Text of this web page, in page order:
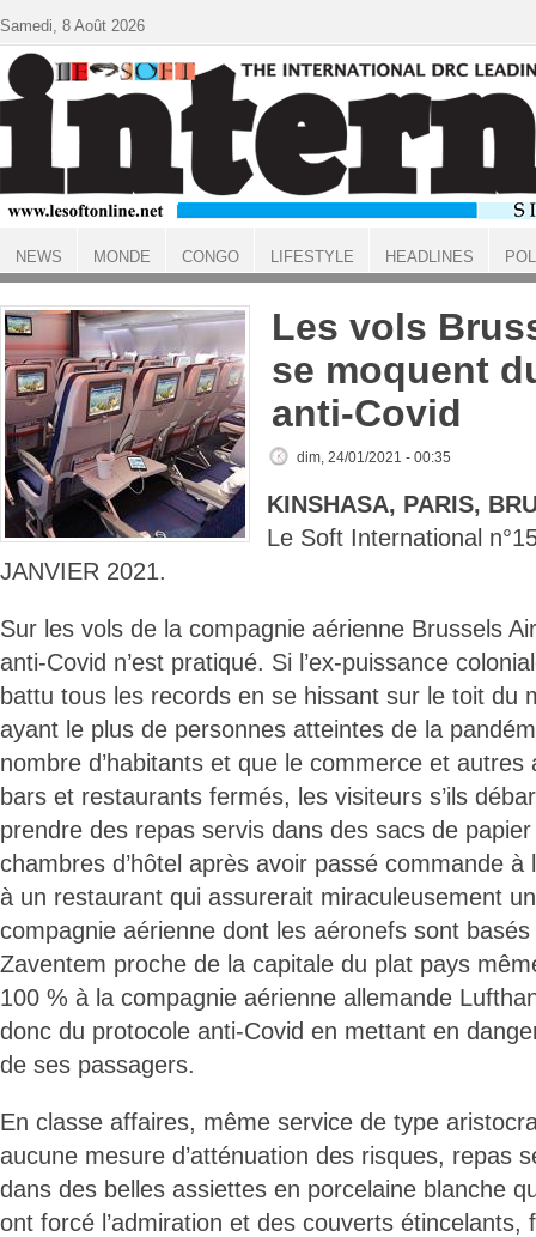
ACCUEIL
Les vols
se moquent
anti-Covid
dim, 24/01/2021 - 00:35
KINSHASA, PARIS,
Le Soft International
JANVIER 2021.
Sur les vols de la compagnie aérienne Brussels
anti-Covid n’est pratiqué. Si l’ex-puissance
battu tous les records en se hissant sur le toit du
ayant le plus de personnes atteintes de la
nombre d’habitants et que le commerce et autres
bars et restaurants fermés, les visiteurs s’ils
prendre des repas servis dans des sacs de
chambres d’hôtel après avoir passé commande à
à un restaurant qui assurerait miraculeusement
compagnie aérienne dont les aéronefs sont
Zaventem proche de la capitale du plat pays
100 % à la compagnie aérienne allemande
donc du protocole anti-Covid en mettant en
de ses passagers.
En classe affaires, même service de type
aucune mesure d’atténuation des risques, repas
dans des belles assiettes en porcelaine blanche
ont forcé l’admiration et des couverts étincelants,
Samedi, 8 Août 2026
NEWS MONDE CONGO LIFESTYLE HEADLINES